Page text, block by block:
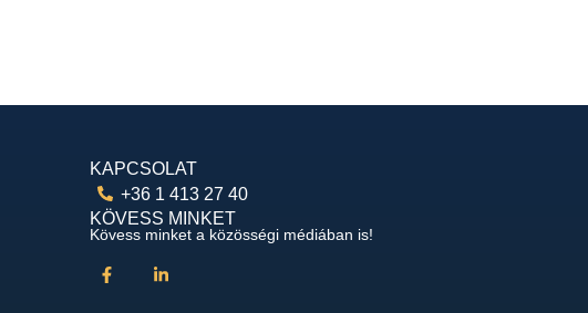
KAPCSOLAT
+36 1 413 27 40
KÖVESS MINKET
Kövess minket a közösségi médiában is!